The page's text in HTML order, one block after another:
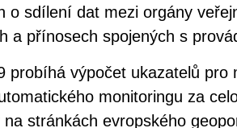
o sdílení dat mezi orgány
a přínosech spojených s
probíhá výpočet ukazatelů pro
monitoringu za
stránkách evropského